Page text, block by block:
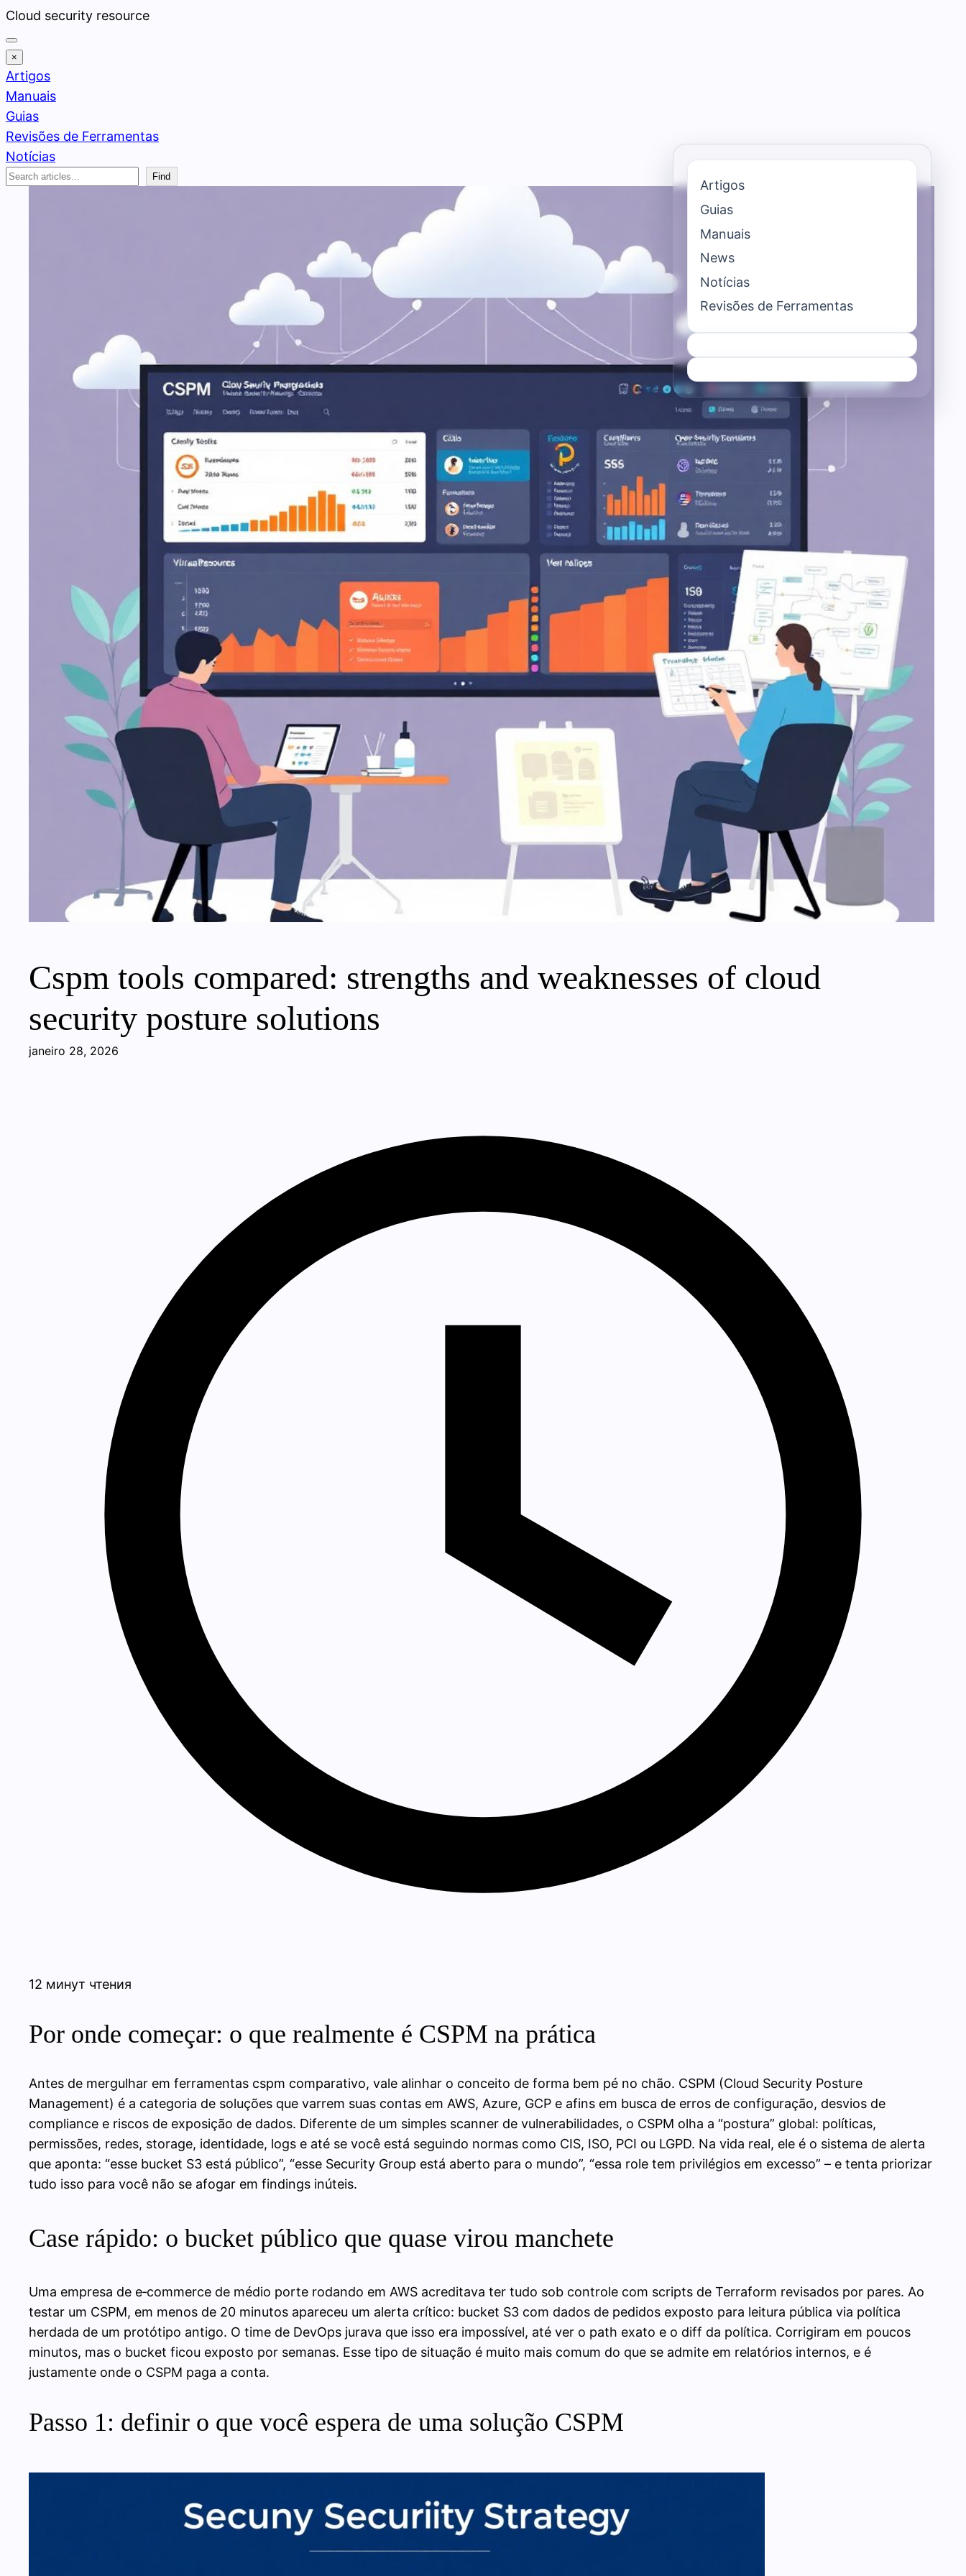
Pular
para
o
conteúdo
Cloud security resource
×
Artigos
Manuais
Guias
Revisões de Ferramentas
Notícias
Search
Find
Cspm tools compared: strengths and weaknesses of cloud
security posture solutions
janeiro 28, 2026
12 минут чтения
Por onde começar: o que realmente é CSPM na prática
Antes de mergulhar em ferramentas cspm comparativo, vale alinhar o conceito de forma bem pé no chão. CSPM (Cloud Security Posture
Management) é a categoria de soluções que varrem suas contas em AWS, Azure, GCP e afins em busca de erros de configuração, desvios de
compliance e riscos de exposição de dados. Diferente de um simples scanner de vulnerabilidades, o CSPM olha a “postura” global: políticas,
permissões, redes, storage, identidade, logs e até se você está seguindo normas como CIS, ISO, PCI ou LGPD. Na vida real, ele é o sistema de alerta
que aponta: “esse bucket S3 está público”, “esse Security Group está aberto para o mundo”, “essa role tem privilégios em excesso” – e tenta priorizar
tudo isso para você não se afogar em findings inúteis.
Case rápido: o bucket público que quase virou manchete
Uma empresa de e‑commerce de médio porte rodando em AWS acreditava ter tudo sob controle com scripts de Terraform revisados por pares. Ao
testar um CSPM, em menos de 20 minutos apareceu um alerta crítico: bucket S3 com dados de pedidos exposto para leitura pública via política
herdada de um protótipo antigo. O time de DevOps jurava que isso era impossível, até ver o path exato e o diff da política. Corrigiram em poucos
minutos, mas o bucket ficou exposto por semanas. Esse tipo de situação é muito mais comum do que se admite em relatórios internos, e é
justamente onde o CSPM paga a conta.
Passo 1: definir o que você espera de uma solução CSPM
Artigos
Guias
Manuais
News
Notícias
Revisões de Ferramentas